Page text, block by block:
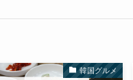
韓国グルメ